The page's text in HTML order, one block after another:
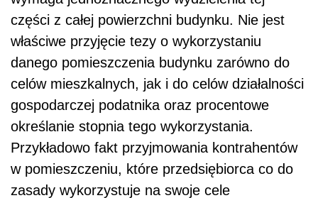
części z całej powierzchni budynku. Nie jest
właściwe przyjęcie tezy o wykorzystaniu
danego pomieszczenia budynku zarówno do
celów mieszkalnych, jak i do celów działalności
gospodarczej podatnika oraz procentowe
określanie stopnia tego wykorzystania.
Przykładowo fakt przyjmowania kontrahentów
w pomieszczeniu, które przedsiębiorca co do
zasady wykorzystuje na swoje cele